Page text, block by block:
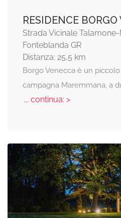
RESIDENCE
Strada Vicinale
Fonteblanda GR
Distanza: 25,5 km
Borgo Venecca è un
campagna Maremmana, a
... continua: >